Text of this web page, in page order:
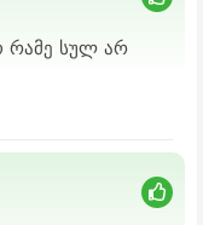
რამე სულ არ